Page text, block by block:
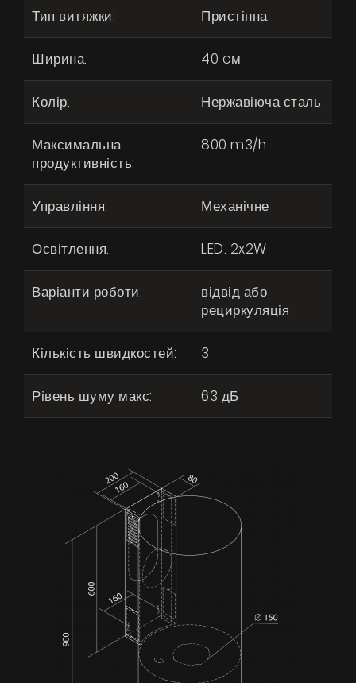
Тип витяжки: Пристінна
Ширина: 40 cм
Колір: Нержавіюча сталь
Максимальна
продуктивність:
800 m3/h
Управління: Механічне
Освітлення: LED: 2x2W
Варіанти роботи:
відвід або
рециркуляція
Кількість швидкостей: 3
Рівень шуму макс: 63 дБ